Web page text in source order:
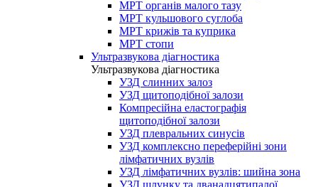
МРТ органів малого тазу
МРТ кульшового суглоба
МРТ крижів та куприка
МРТ стопи
Ультразвукова діагностика
Ультразвукова діагностика
УЗД слинних залоз
УЗД щитоподібної залози
Компресійна еластографія
щитоподібної залози
УЗД плевральних синусів
УЗД комплексно переферійні зони
лімфатичних вузлів
УЗД лімфатичних вузлів: шийна зона
УЗД шлунку та дванадцятипалої